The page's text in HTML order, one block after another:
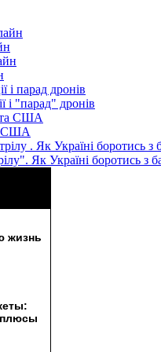
і "парад" дронів
США
Як Україні боротись з